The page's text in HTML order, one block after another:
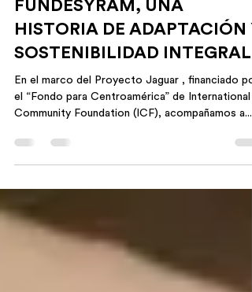
RECONEXIÓN Y
FUNDESYRAM, UNA
HISTORIA DE ADAPTACIÓN
SOSTENIBILIDAD INTEGRAL
En el marco del Proyecto Jaguar , financiado
Community Foundation (ICF), acompañamos a...